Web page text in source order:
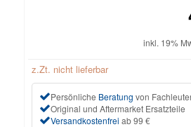
inkl. 19%
z.Zt. nicht lieferbar
Persönliche Beratung von
Original und Aftermarket Ersatzteile
Versandkostenfrei ab 99 €